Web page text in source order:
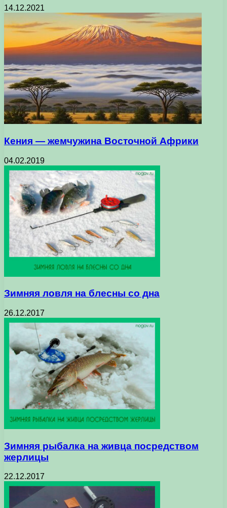
14.12.2021
Кения — жемчужина Восточной Африки
04.02.2019
Зимняя ловля на блесны со дна
26.12.2017
Зимняя рыбалка на живца посредством
жерлицы
22.12.2017